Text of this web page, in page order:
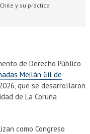
y su práctica
de Derecho Público
Meilán Gil de
que se desarrollaron
de La Coruña
como Congreso